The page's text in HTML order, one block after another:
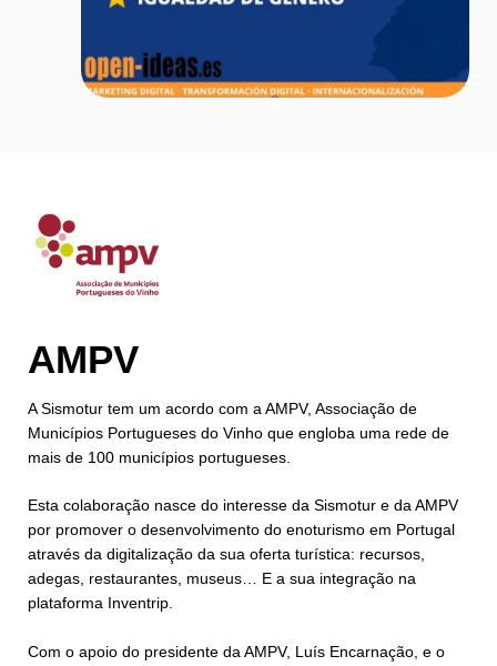
AMPV
A Sismotur tem um acordo com a AMPV, Associação de
Municípios Portugueses do Vinho que engloba uma rede de
mais de 100 municípios portugueses.
Esta colaboração nasce do interesse da Sismotur e da AMPV
por promover o desenvolvimento do enoturismo em Portugal
através da digitalização da sua oferta turística: recursos,
adegas, restaurantes, museus… E a sua integração na
plataforma Inventrip.
Com o apoio do presidente da AMPV, Luís Encarnação, e o